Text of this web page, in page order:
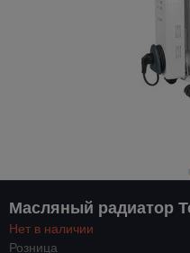
Масляный радиатор
Нет в наличии
Розница